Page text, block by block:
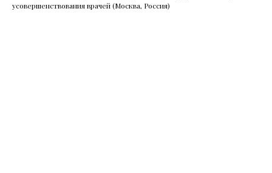
усовершенствования врачей (Москва, Россия)